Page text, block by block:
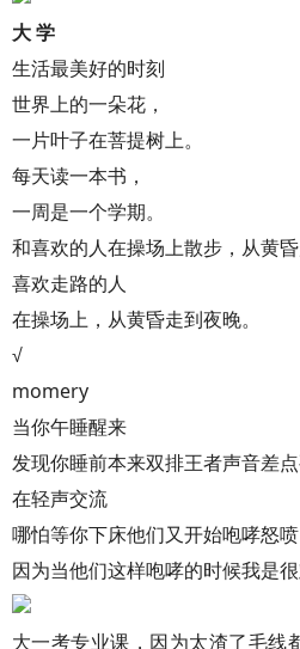
大 学
生活最美好的时刻
世界上的一朵花，
一片叶子在菩提树上。
每天读一本书，
一周是一个学期。
和喜欢的人在操场上散步，从黄昏
喜欢走路的人
在操场上，从黄昏走到夜晚。
√
momery
当你午睡醒来
发现你睡前本来双排王者声音差
在轻声交流
哪怕等你下床他们又开始咆哮怒喷
因为当他们这样咆哮的时候我是
大一考专业课，因为太渣了毛线